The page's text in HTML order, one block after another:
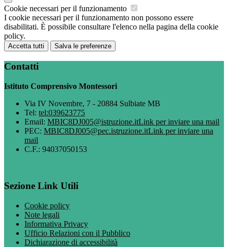
Cookie necessari per il funzionamento
I cookie necessari per il funzionamento non possono essere
disabilitati. È possibile consultare l'elenco nella pagina della cookie
policy.
Accetta tutti Salva le preferenze
Contatti
Istituto Comprensivo Montessori
Via IV Novembre, 7 - 20884 Sulbiate MB
Tel: tel:039623775
Email: MBIC8DJ005@istruzione.itLink per inviare una mail
PEC: MBIC8DJ005@pec.istruzione.itLink per inviare una
mail
C.F.: 94037050153
Sezione Link Utili
Cookie policy
Note legali
Informativa Privacy
Ufficio Relazioni con il Pubblico
Dichiarazione di accessibilità